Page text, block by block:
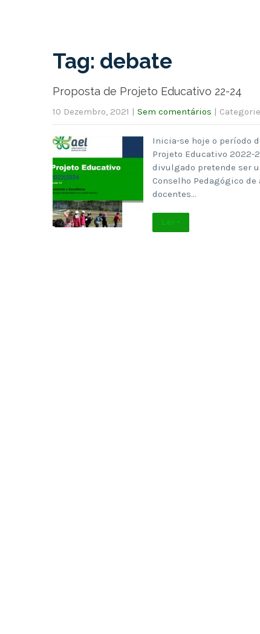
Tag: debate
Proposta de Projeto Educativo 22-24
10 Dezembro, 2021 | Sem comentários |
Inicia-se hoje o período
Projeto Educativo 2022-
divulgado pretende ser
Conselho Pedagógico
docentes…
Ler +